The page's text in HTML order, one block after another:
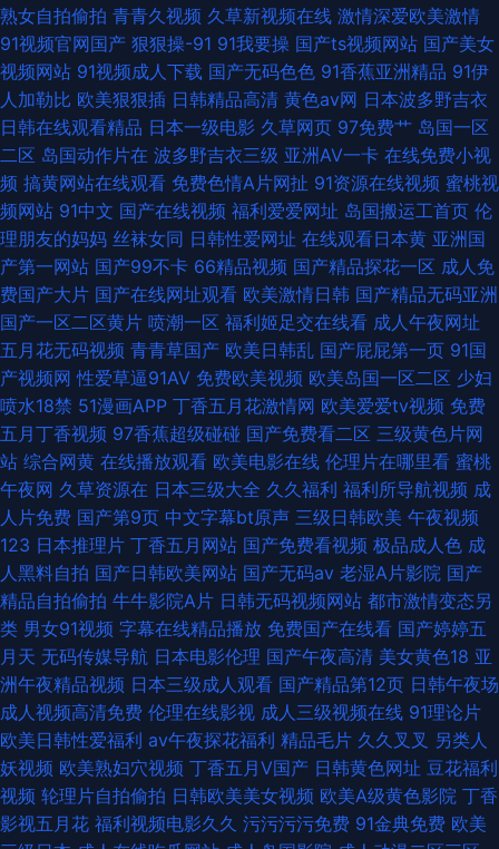
熟女自拍偷拍 青青久视频 久草新视频在线 激情深爱欧美激情
91视频官网国产 狠狠操-91 91我要操 国产ts视频网站 国产美女
视频网站 91视频成人下载 国产无码色色 91香蕉亚洲精品 91伊
人加勒比 欧美狠狠插 日韩精品高清 黄色av网 日本波多野吉衣
日韩在线观看精品 日本一级电影 久草网页 97免费艹 岛国一区
二区 岛国动作片在 波多野吉衣三级 亚洲AV一卡 在线免费小视
频 搞黄网站在线观看 免费色情A片网扯 91资源在线视频 蜜桃视
频网站 91中文 国产在线视频 福利爱爱网址 岛国搬运工首页 伦
理朋友的妈妈 丝袜女同 日韩性爱网址 在线观看日本黄 亚洲国
产第一网站 国产99不卡 66精品视频 国产精品探花一区 成人免
费国产大片 国产在线网址观看 欧美激情日韩 国产精品无码亚洲
国产一区二区黄片 喷潮一区 福利姬足交在线看 成人午夜网址
五月花无码视频 青青草国产 欧美日韩乱 国产屁屁第一页 91国
产视频网 性爱草逼91AV 免费欧美视频 欧美岛国一区二区 少妇
喷水18禁 51漫画APP 丁香五月花激情网 欧美爱爱tv视频 免费
五月丁香视频 97香蕉超级碰碰 国产免费看二区 三级黄色片网
站 综合网黄 在线播放观看 欧美电影在线 伦理片在哪里看 蜜桃
午夜网 久草资源在 日本三级大全 久久福利 福利所导航视频 成
人片免费 国产第9页 中文字幕bt原声 三级日韩欧美 午夜视频
123 日本推理片 丁香五月网站 国产免费看视频 极品成人色 成
人黑料自拍 国产日韩欧美网站 国产无码av 老湿A片影院 国产
精品自拍偷拍 牛牛影院A片 日韩无码视频网站 都市激情变态另
类 男女91视频 字幕在线精品播放 免费国产在线看 国产婷婷五
月天 无码传媒导航 日本电影伦理 国产午夜高清 美女黄色18 亚
洲午夜精品视频 日本三级成人观看 国产精品第12页 日韩午夜场
成人视频高清免费 伦理在线影视 成人三级视频在线 91理论片
欧美日韩性爱福利 av午夜探花福利 精品毛片 久久叉叉 另类人
妖视频 欧美熟妇穴视频 丁香五月V国产 日韩黄色网址 豆花福利
视频 轮理片自拍偷拍 日韩欧美美女视频 欧美A级黄色影院 丁香
影视五月花 福利视频电影久久 污污污污免费 91金典免费 欧美